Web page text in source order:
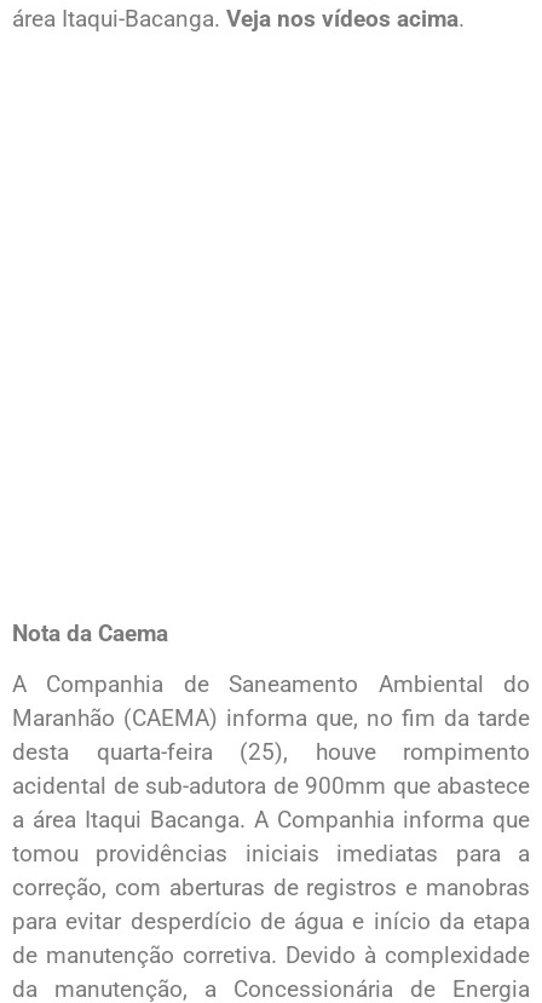
área Itaqui-Bacanga. Veja nos vídeos acima.
Nota da Caema
A Companhia de Saneamento Ambiental do
Maranhão (CAEMA) informa que, no fim da tarde
desta quarta-feira (25), houve rompimento
acidental de sub-adutora de 900mm que abastece
a área Itaqui Bacanga. A Companhia informa que
tomou providências iniciais imediatas para a
correção, com aberturas de registros e manobras
para evitar desperdício de água e início da etapa
de manutenção corretiva. Devido à complexidade
da manutenção, a Concessionária de Energia